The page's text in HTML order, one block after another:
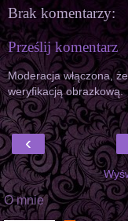
Brak komentarzy:
Prześlij komentarz
Moderacja włączona,
weryfikacją obrazkową.
‹
O mnie